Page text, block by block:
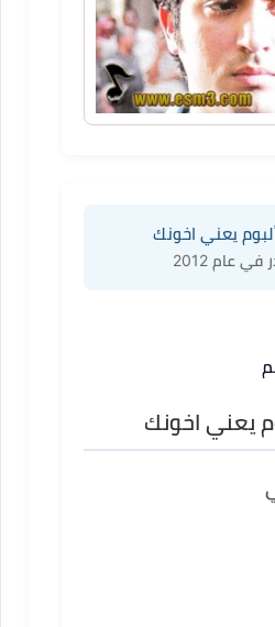
يعني اخونك
في عام 2012
يعني اخونك